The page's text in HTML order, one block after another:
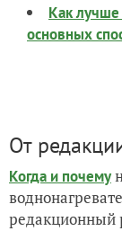
Как
основных
От
Когда и почему
редакционный